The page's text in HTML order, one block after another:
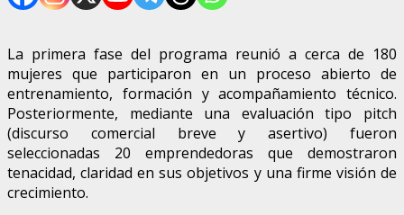
La primera fase del programa reunió a cerca de 180
mujeres que participaron en un proceso abierto de
entrenamiento, formación y acompañamiento técnico.
Posteriormente, mediante una evaluación tipo pitch
(discurso comercial breve y asertivo) fueron
seleccionadas 20 emprendedoras que demostraron
tenacidad, claridad en sus objetivos y una firme visión de
crecimiento.